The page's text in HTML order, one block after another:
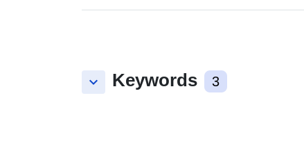
keyboard_arrow_down Keywords 3